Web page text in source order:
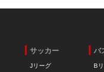
サッカー
Jリーグ
バ
B